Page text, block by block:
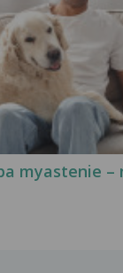
myastenie –